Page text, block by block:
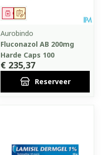
Op voorschrift
Geneesmiddel
Aurobindo
Fluconazol AB 200mg
Harde Caps 100
€ 235,37
Reserveer